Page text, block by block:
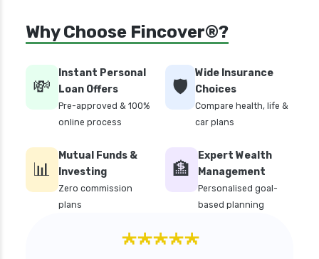
Why Choose Fincover®?
💸
Instant Personal
Loan Offers
Pre-approved & 100%
online process
🛡️
Wide Insurance
Choices
Compare health, life &
car plans
📊
Mutual Funds &
Investing
Zero commission
plans
🏦
Expert Wealth
Management
Personalised goal-
based planning
★★★★★